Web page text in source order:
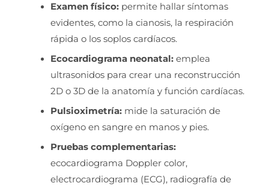
Examen físico:permite hallar síntomas
evidentes, como la cianosis, la respiración
rápida o los soplos cardíacos.
Ecocardiograma neonatal: emplea
ultrasonidos para crear una reconstrucción
2D o 3D de la anatomía y función cardíacas.
Pulsioximetría: mide la saturación de
oxígeno en sangre en manos y pies.
Pruebas complementarias:
ecocardiograma Doppler color,
electrocardiograma (ECG), radiografía de